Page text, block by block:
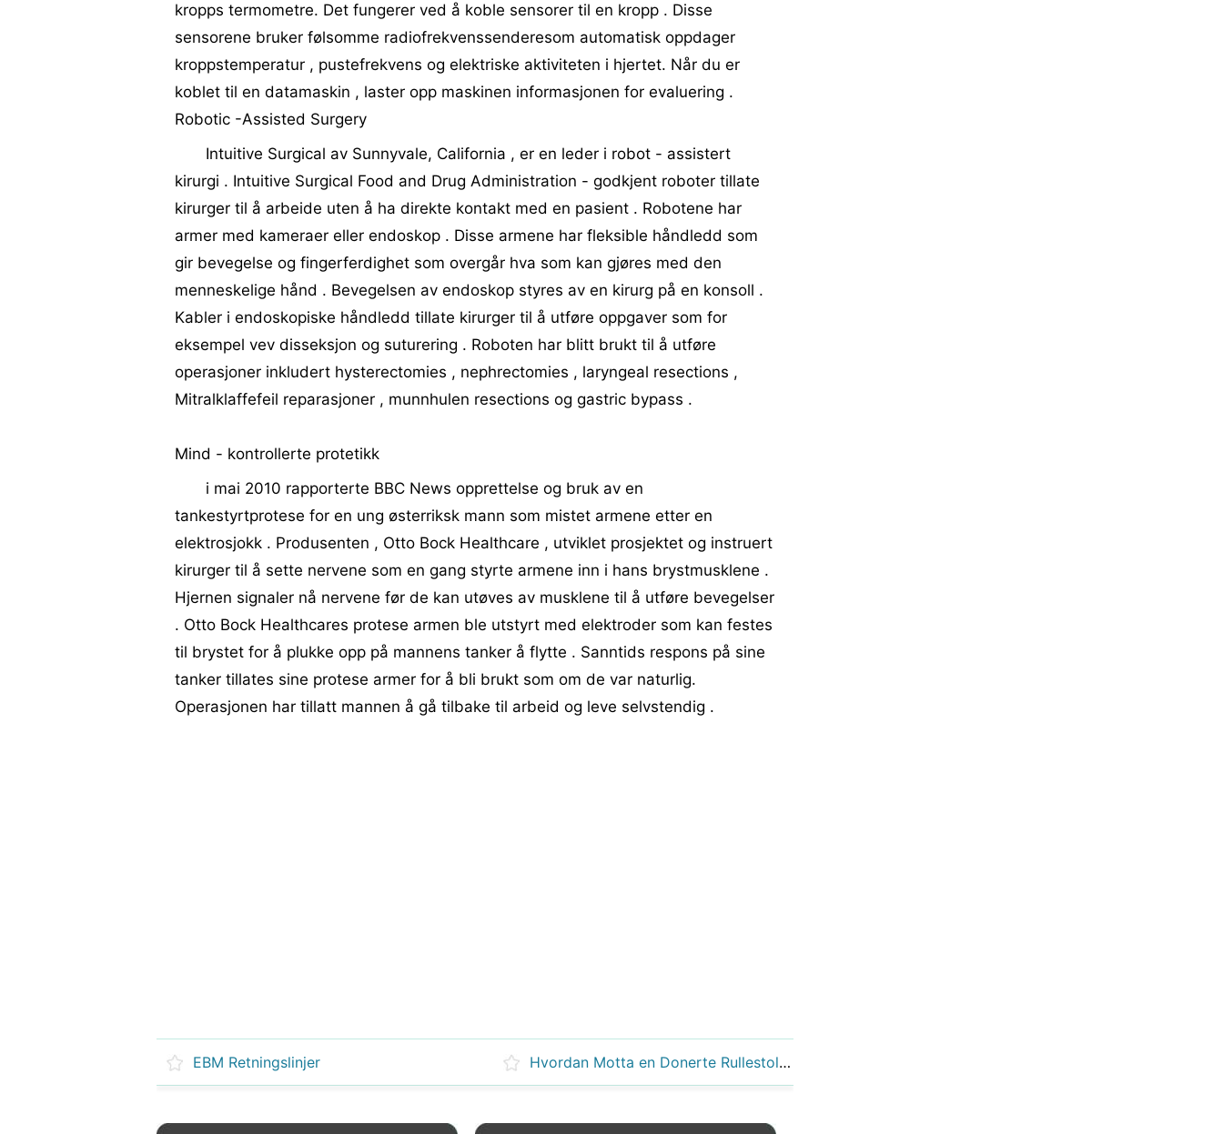
kropps termometre. Det fungerer ved å koble sensorer til en kropp . Disse
sensorene bruker følsomme radiofrekvenssenderesom automatisk oppdager
kroppstemperatur , pustefrekvens og elektriske aktiviteten i hjertet. Når du er
koblet til en datamaskin , laster opp maskinen informasjonen for evaluering .
Robotic -Assisted Surgery
Intuitive Surgical av Sunnyvale, California , er en leder i robot - assistert
kirurgi . Intuitive Surgical Food and Drug Administration - godkjent roboter tillate
kirurger til å arbeide uten å ha direkte kontakt med en pasient . Robotene har
armer med kameraer eller endoskop . Disse armene har fleksible håndledd som
gir bevegelse og fingerferdighet som overgår hva som kan gjøres med den
menneskelige hånd . Bevegelsen av endoskop styres av en kirurg på en konsoll .
Kabler i endoskopiske håndledd tillate kirurger til å utføre oppgaver som for
eksempel vev disseksjon og suturering . Roboten har blitt brukt til å utføre
operasjoner inkludert hysterectomies , nephrectomies , laryngeal resections ,
Mitralklaffefeil reparasjoner , munnhulen resections og gastric bypass .
Mind - kontrollerte protetikk
i mai 2010 rapporterte BBC News opprettelse og bruk av en
tankestyrtprotese for en ung østerriksk mann som mistet armene etter en
elektrosjokk . Produsenten , Otto Bock Healthcare , utviklet prosjektet og instruert
kirurger til å sette nervene som en gang styrte armene inn i hans brystmusklene .
Hjernen signaler nå nervene før de kan utøves av musklene til å utføre bevegelser
. Otto Bock Healthcares protese armen ble utstyrt med elektroder som kan festes
til brystet for å plukke opp på mannens tanker å flytte . Sanntids respons på sine
tanker tillates sine protese armer for å bli brukt som om de var naturlig.
Operasjonen har tillatt mannen å gå tilbake til arbeid og leve selvstendig .
EBM Retningslinjer Hvordan Motta en Donerte Rullestol og tilgjengelig Vans